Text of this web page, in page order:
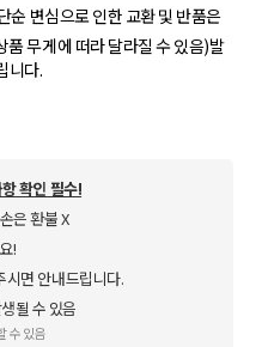
순 변심으로 인한 교환 및 반품은
무게에 떠라 달라질 수 있음)발
니다.
확인 필수!
은 환불 X
!
시면 안내드립니다.
될 수 있음
수 있음